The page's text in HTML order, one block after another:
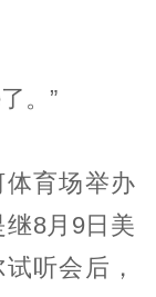
。”
育场举办
继8月9日美
听会后，